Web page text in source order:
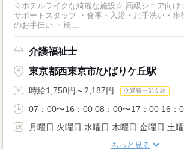
☆ホテルライクな綺麗な施設☆ 高級シニア向け
サポートスタッフ ・食事・入浴・お手洗い・歩行 など身のまわり
のお手伝い ・施...
介護福祉士
東京都西東京市/ひばりケ丘駅
時給1,750円～2,187円 交通費一部支給
07：00〜16：00 08：00〜17：00 16：
月曜日 火曜日 水曜日 木曜日 金曜日 土
もっと見る